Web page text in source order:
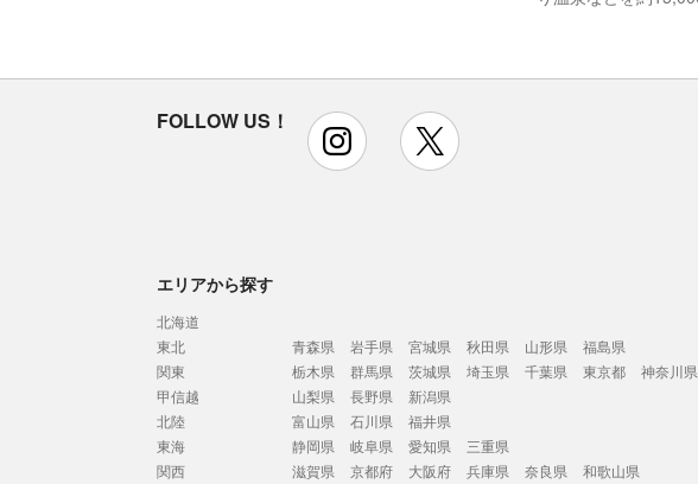
FOLLOW US！ instagram
エリアから探す
北海道
東北
青森県 岩手県 宮城県 秋田県 山形県
福島県
関東
栃木県 群馬県 茨城県 埼玉県 千葉県 東京都
神奈川県
甲信越
山梨県 長野県
新潟県
北陸
富山県 石川県
福井県
東海
静岡県 岐阜県 愛知県
三重県
関西
滋賀県 京都府 大阪府 兵庫県 奈良県
和歌山県